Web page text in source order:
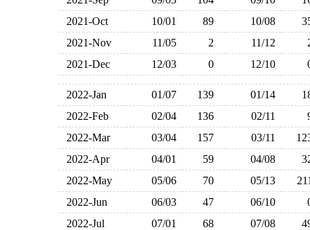
2021-Oct
10/01 89 10/08
2021-Nov
11/05 2 11/12
2021-Dec
12/03 0 12/10
2022-Jan 01/07 139 01/14
2022-Feb
02/04 136 02/11
2022-Mar
03/04 157 03/11
2022-Apr
04/01 59 04/08
2022-May
05/06 70 05/13
2022-Jun
06/03 47 06/10
2022-Jul
07/01 68 07/08